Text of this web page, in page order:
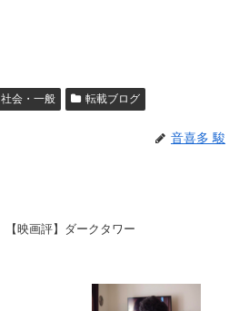
社会・一般 転載ブログ
音喜多 駿
【映画評】ダークタワー